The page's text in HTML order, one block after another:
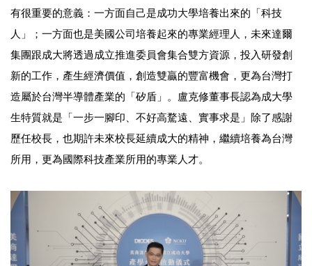
有很重要的意義：一方面自己是成功大學培養出來的「科技
人」；一方面也是美國公司培養起來的專業經理人，未來達爾
集團跟成大將透過成立推進委員會集合雙方資源，投入研發創
新的工作，產生經濟價值，創造雙贏的豐富機會，更為台灣打
造屬於台灣半導體產業的「矽盾」。盧克修董事長認為成大學
生特質就是「一步一腳印、不好高騖遠、實事求是」除了感謝
歷任校長，也期許未來校長延續成大的精神，繼續培養為台灣
所用，更為國際科技產業所用的專業人才。